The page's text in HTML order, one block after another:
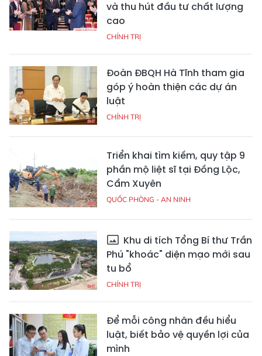
và thu hút đầu tư chất lượng
cao
CHÍNH TRỊ
Đoàn ĐBQH Hà Tĩnh tham gia
góp ý hoàn thiện các dự án
luật
CHÍNH TRỊ
Triển khai tìm kiếm, quy tập 9
phần mộ liệt sĩ tại Đồng Lộc,
Cẩm Xuyên
QUỐC PHÒNG - AN NINH
Khu di tích Tổng Bí thư Trần
Phú "khoác" diện mạo mới sau
tu bổ
CHÍNH TRỊ
Để mỗi công nhân đều hiểu
luật, biết bảo vệ quyền lợi của
mình